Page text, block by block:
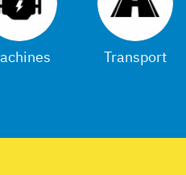
Transport